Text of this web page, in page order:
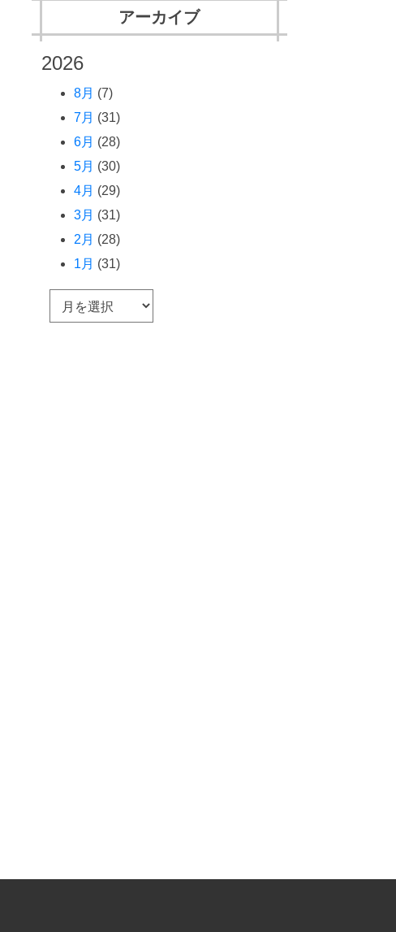
アーカイブ
2026
8月 (7)
7月 (31)
6月 (28)
5月 (30)
4月 (29)
3月 (31)
2月 (28)
1月 (31)
ー